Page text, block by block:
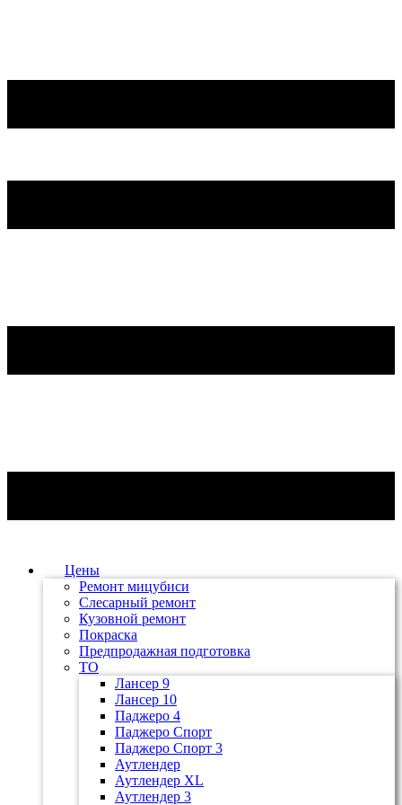
Цены
Ремонт мицубиси
Слесарный ремонт
Кузовной ремонт
Покраска
Предпродажная подготовка
ТО
Лансер 9
Лансер 10
Паджеро 4
Паджеро Спорт
Паджеро Спорт 3
Аутлендер
Аутлендер ХL
Аутлендер 3